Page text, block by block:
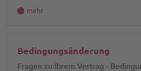
mehr
Bedingungsänderung
Fragen zu Ihrem Vertrag -